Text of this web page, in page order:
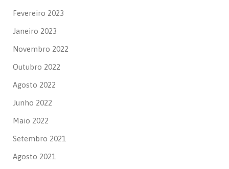
Fevereiro 2023
Janeiro 2023
Novembro 2022
Outubro 2022
Agosto 2022
Junho 2022
Maio 2022
Setembro 2021
Agosto 2021